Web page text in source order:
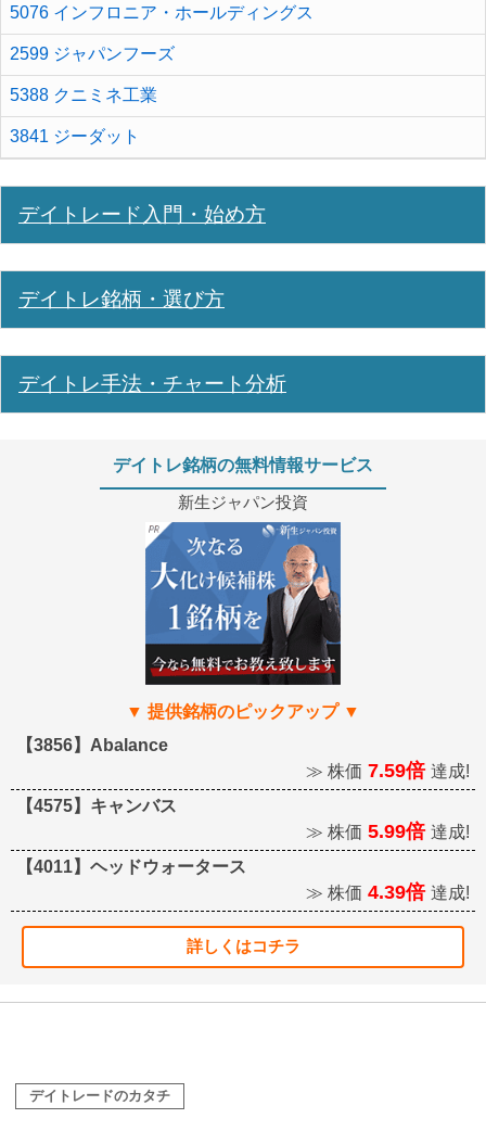
5076 インフロニア・ホールディングス
2599 ジャパンフーズ
5388 クニミネ工業
3841 ジーダット
デイトレード入門・始め方
デイトレ銘柄・選び方
デイトレ手法・チャート分析
デイトレ銘柄の無料情報サービス
新生ジャパン投資
【3856】Abalance
≫ 株価 7.59倍 達成!
【4575】キャンバス
≫ 株価 5.99倍 達成!
【4011】ヘッドウォータース
≫ 株価 4.39倍 達成!
詳しくはコチラ
デイトレードのカタチ